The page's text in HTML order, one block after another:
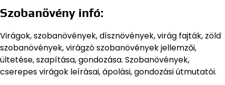
Szobanövény infó:
Virágok, szobanövények, dísznövények, virág fajták, zöld
szobanövények, virágzó szobanövények jellemzői,
ültetése, szapítása, gondozása. Szobanövények,
cserepes virágok leírásai, ápolási, gondozási útmutatói.